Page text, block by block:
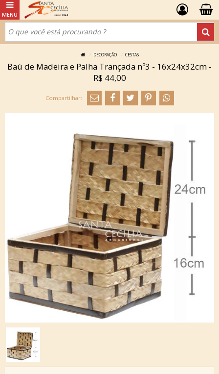
DECORAÇÃO CESTAS
Baú de Madeira e Palha Trançada nº3 - 16x24x32cm -
R$ 44,00